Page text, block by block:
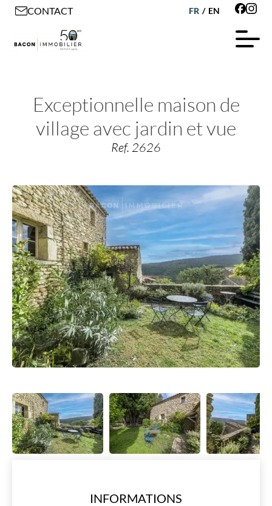
CONTACT FR / EN
Exceptionnelle maison de
village avec jardin et vue
Ref. 2626
INFORMATIONS